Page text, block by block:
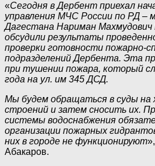
«Сегодня в Дербент приехал
управления МЧС России по РД –
Дагестана Нариман
обсудили результаты
проверки готовности пожарно-
подразделений Дербента. Эта
при тушении пожара, который
года на ул. им 345 ДСД.
Мы будем обращаться в суды на
строений и затем сносить их.
системы водоснабжения
организации пожарных
них в городе не функционируют
Абакаров.